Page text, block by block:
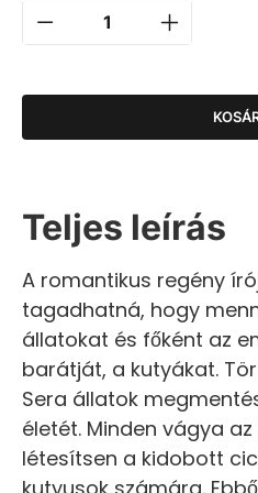
Teljes leírás
A romantikus regény
tagadhatná, hogy
állatokat és főként az
barátját, a kutyákat.
Sera állatok
életét. Minden vágya
létesítsen a kidobott